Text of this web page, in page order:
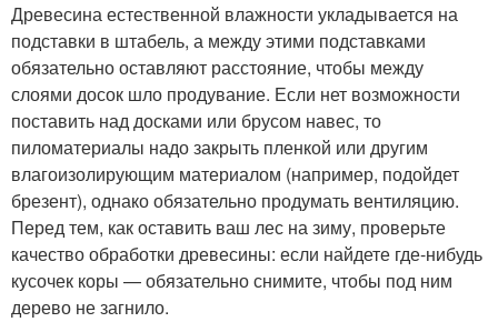
Древесина естественной влажности укладывается на
подставки в штабель, а между этими подставками
обязательно оставляют расстояние, чтобы между
слоями досок шло продувание. Если нет возможности
поставить над досками или брусом навес, то
пиломатериалы надо закрыть пленкой или другим
влагоизолирующим материалом (например, подойдет
брезент), однако обязательно продумать вентиляцию.
Перед тем, как оставить ваш лес на зиму, проверьте
качество обработки древесины: если найдете где-нибудь
кусочек коры — обязательно снимите, чтобы под ним
дерево не загнило.